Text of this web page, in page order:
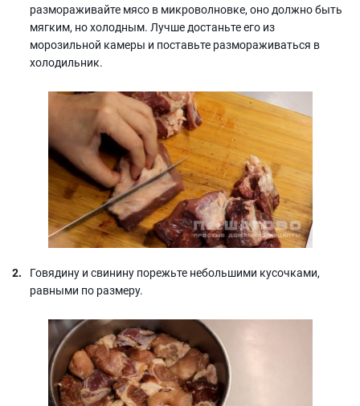
размораживайте мясо в микроволновке, оно должно быть
мягким, но холодным. Лучше достаньте его из
морозильной камеры и поставьте размораживаться в
холодильник.
Говядину и свинину порежьте небольшими кусочками,
равными по размеру.